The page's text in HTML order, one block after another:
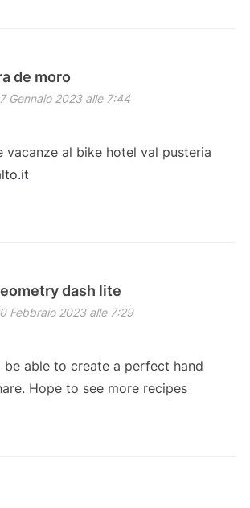
de moro
Gennaio 2023 alle 7:44
vacanze al bike hotel val pusteria
dash lite
Febbraio 2023 alle 7:29
be able to create a perfect hand
Hope to see more recipes